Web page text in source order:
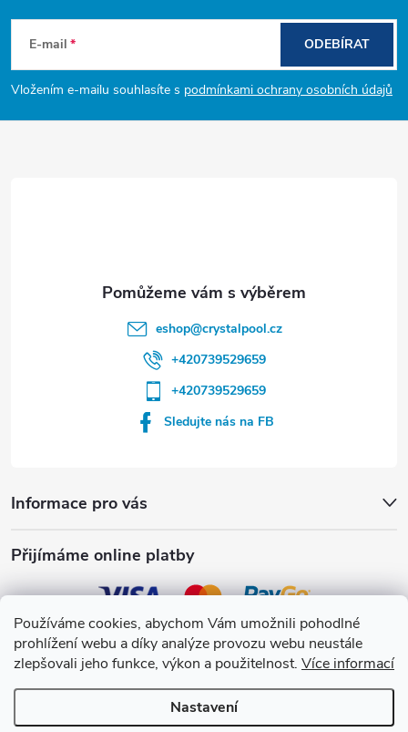
Používáme cookies, abychom Vám umožnili pohodlné
prohlížení webu a díky analýze provozu webu neustále
zlepšovali jeho funkce, výkon a použitelnost. Více informací
Nastavení
p
E-mail
Vložením e-mailu souhlasíte s podmínkami ochrany osobních údajů
ODEBÍRAT
Informace pro vás
Přijímáme online platby
eshop@crystalpool.cz
+420739529659
+420739529659
Sledujte nás na FB
Crystalpool s.r.o.
Copyright 2026Crystalpool e-shop. Všechna práva vyhrazena.Upravit